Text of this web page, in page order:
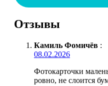
Отзывы
Камиль Фомичёв :
08.02.2026
Фотокарточки
ровно, не слоится